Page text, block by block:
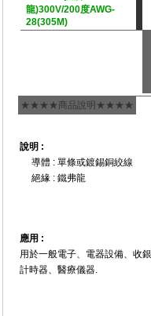
龍)300V/200度AWG-
28(305M)
★★★★商品說明★★★★
說明 :
導體 : 單條或鍍錫銅絞線
絕緣 : 鐵弗龍
應用 :
用於一般電子、電器設備、收銀
計時器、醫療儀器.